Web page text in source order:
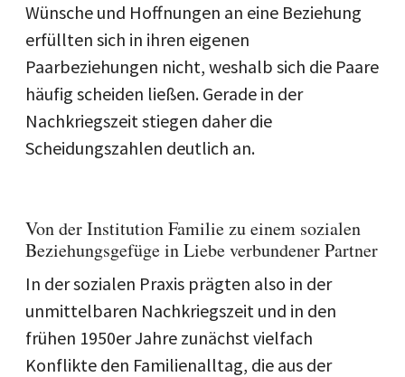
Wünsche und Hoffnungen an eine Beziehung
erfüllten sich in ihren eigenen
Paarbeziehungen nicht, weshalb sich die Paare
häufig scheiden ließen. Gerade in der
Nachkriegszeit stiegen daher die
Scheidungszahlen deutlich an.
Von der Institution Familie zu einem sozialen
Beziehungsgefüge in Liebe verbundener Partner
In der sozialen Praxis prägten also in der
unmittelbaren Nachkriegszeit und in den
frühen 1950er Jahre zunächst vielfach
Konflikte den Familienalltag, die aus der